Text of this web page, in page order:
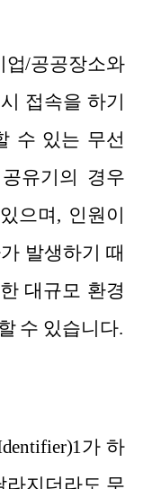
업/공공장소와
접속을 하기
수 있는 무선
유기의 경우
으며, 인원이
발생하기 때
대규모 환경
수 있습니다.
가 하
라지더라도 무